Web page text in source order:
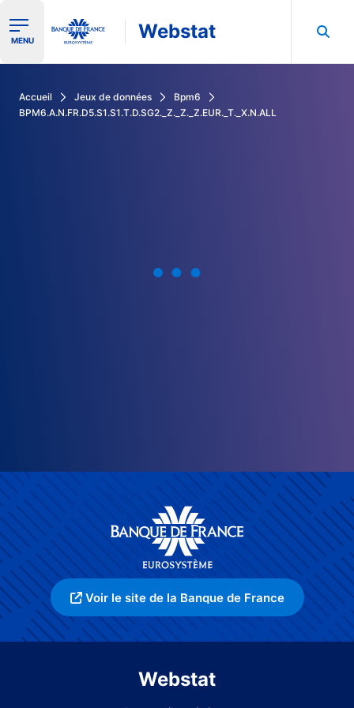
Ouvrir le menu de navigation
MENU Webstat
Accueil Jeux de données
Bpm6
BPM6.A.N.FR.D5.S1.S1.T.D.SG2._Z._Z._Z.EUR._T._X.N.ALL
Voir le site de la Banque de France
Webstat